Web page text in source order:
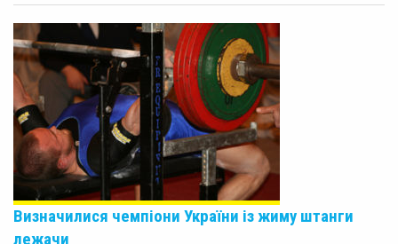
Визначилися чемпіони України із жиму штанги
лежачи